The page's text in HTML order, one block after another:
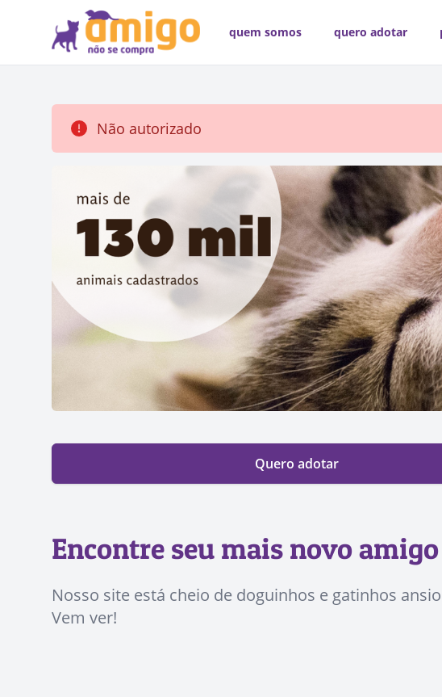
quem somos quero adotar
Não autorizado
Quero adotar
Encontre seu mais novo
Nosso site está cheio de doguinhos e gatinhos
Vem ver!